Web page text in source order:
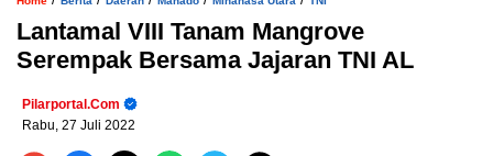
Lantamal VIII Tanam Mangrove
Serempak Bersama Jajaran TNI AL
Pilarportal.com
Rabu, 27 Juli 2022